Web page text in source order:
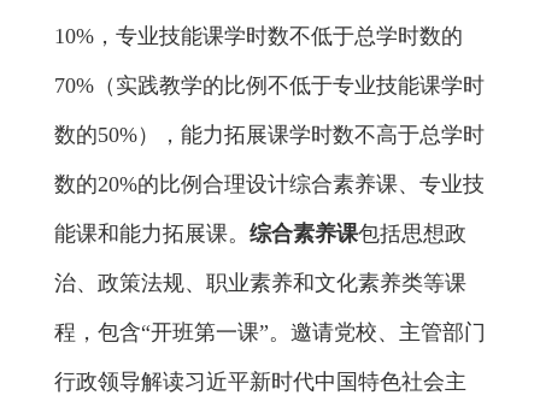
10% ， 专业技能课学时数不低于总学时数的
70% （ 实践教学的比例不低于专业技能课学时
数的50%） ，能力拓展课学时数不高于总学时
数的20%的 比例 合理设计综合素养课、 专业技
能课和能力拓展课。 综合素养课包括思想政
治、政策法规、职业素养和文化素养类等课
程 ， 包含“开班第一课”。 邀请党校、主管部门
行政领导解读习近平新时代中国特色社会主